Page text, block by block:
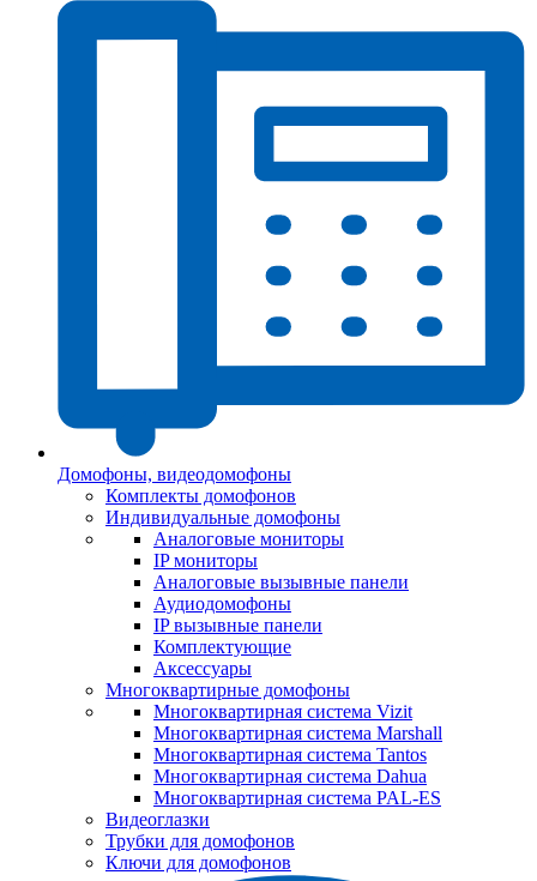
Домофоны, видеодомофоны
Комплекты домофонов
Индивидуальные домофоны
Аналоговые мониторы
IP мониторы
Аналоговые вызывные панели
Аудиодомофоны
IP вызывные панели
Комплектующие
Аксессуары
Многоквартирные домофоны
Многоквартирная система Vizit
Многоквартирная система Marshall
Многоквартирная система Tantos
Многоквартирная система Dahua
Многоквартирная система PAL-ES
Видеоглазки
Трубки для домофонов
Ключи для домофонов